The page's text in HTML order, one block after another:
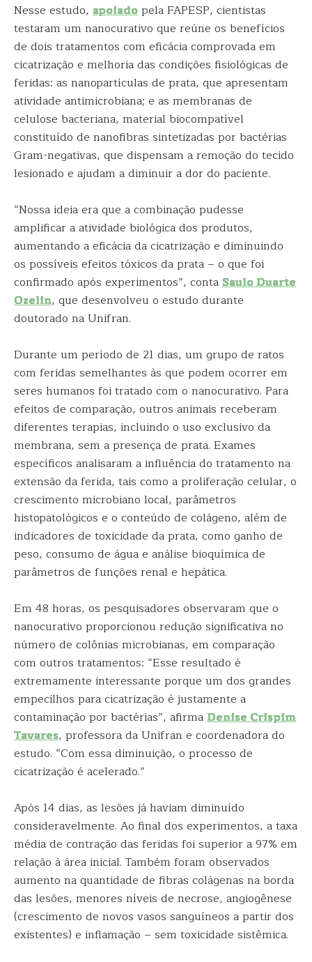
Nesse estudo, apoiadopela FAPESP, cientistas
testaram um nanocurativo que reúne os benefícios
de dois tratamentos com eficácia comprovada em
cicatrização e melhoria das condições fisiológicas de
feridas: as nanopartículas de prata, que apresentam
atividade antimicrobiana; e as membranas de
celulose bacteriana, material biocompatível
constituído de nanofibras sintetizadas por bactérias
Gram-negativas, que dispensam a remoção do tecido
lesionado e ajudam a diminuir a dor do paciente.
“Nossa ideia era que a combinação pudesse
amplificar a atividade biológica dos produtos,
aumentando a eficácia da cicatrização e diminuindo
os possíveis efeitos tóxicos da prata – o que foi
confirmado após experimentos”, contaSaulo Duarte
Ozelin, que desenvolveu o estudo durante
doutorado na Unifran.
Durante um período de 21 dias, um grupo de ratos
com feridas semelhantes às que podem ocorrer em
seres humanos foi tratado com o nanocurativo. Para
efeitos de comparação, outros animais receberam
diferentes terapias, incluindo o uso exclusivo da
membrana, sem a presença de prata. Exames
específicos analisaram a influência do tratamento na
extensão da ferida, tais como a proliferação celular, o
crescimento microbiano local, parâmetros
histopatológicos e o conteúdo de colágeno, além de
indicadores de toxicidade da prata, como ganho de
peso, consumo de água e análise bioquímica de
parâmetros de funções renal e hepática.
Em 48 horas, os pesquisadores observaram que o
nanocurativo proporcionou redução significativa no
número de colônias microbianas, em comparação
com outros tratamentos: “Esse resultado é
extremamente interessante porque um dos grandes
empecilhos para cicatrização é justamente a
contaminação por bactérias”, afirmaDenise Crispim
Tavares, professora da Unifran e coordenadora do
estudo. “Com essa diminuição, o processo de
cicatrização é acelerado.”
Após 14 dias, as lesões já haviam diminuído
consideravelmente. Ao final dos experimentos, a taxa
média de contração das feridas foi superior a 97% em
relação à área inicial. Também foram observados
aumento na quantidade de fibras colágenas na borda
das lesões, menores níveis de necrose, angiogênese
(crescimento de novos vasos sanguíneos a partir dos
existentes) e inflamação – sem toxicidade sistêmica.